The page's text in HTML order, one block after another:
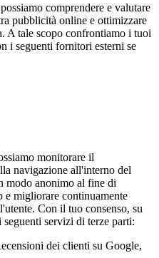
comprendere e valutare
pubblicità online e ottimizzare
A tale scopo confrontiamo i tuoi
i seguenti fornitori esterni se
monitorare il
navigazione all'interno del
modo anonimo al fine di
migliorare continuamente
Con il tuo consenso, su
servizi di terze parti:
dei clienti su Google,